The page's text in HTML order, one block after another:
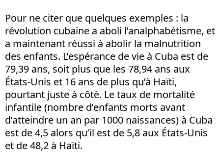
Pour ne citer que quelques exemples : la
révolution cubaine a aboli l’analphabétisme, et
a maintenant réussi à abolir la malnutrition
des enfants. L’espérance de vie à Cuba est de
79,39 ans, soit plus que les 78,94 ans aux
États-Unis et 16 ans de plus qu’à Haïti,
pourtant juste à côté. Le taux de mortalité
infantile (nombre d’enfants morts avant
d’atteindre un an par 1000 naissances) à Cuba
est de 4,5 alors qu’il est de 5,8 aux États-Unis
et de 48,2 à Haïti.